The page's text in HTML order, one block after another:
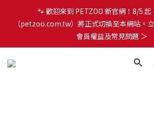
🐾 歡迎來到 PETZOO 新官網！8/5
（petzoo.com.tw）將正式切換至本網站。
會員權益及常見問題 ＞
🐾 歡迎來到 PETZOO 新官網！8/5
（petzoo.com.tw）將正式切換至本網站。
會員權益及常見問題 ＞
✨【新朋友見面禮】現在註冊即領 $100 購物